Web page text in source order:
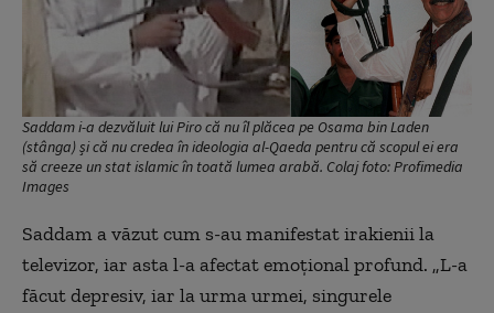
Saddam i-a dezvăluit lui Piro că nu îl plăcea pe Osama bin Laden
(stânga) și că nu credea în ideologia al-Qaeda pentru că scopul ei era
să creeze un stat islamic în toată lumea arabă. Colaj foto: Profimedia
Images
Saddam a văzut cum s-au manifestat irakienii la
televizor, iar asta l-a afectat emoțional profund. „L-a
făcut depresiv, iar la urma urmei, singurele